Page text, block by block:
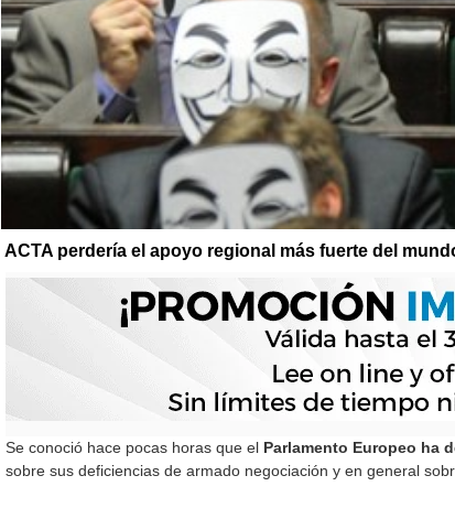
ACTA perdería el apoyo regional más fuerte del
Se conoció hace pocas horas que el Parlamento Europeo ha
sobre sus deficiencias de armado negociación y en general